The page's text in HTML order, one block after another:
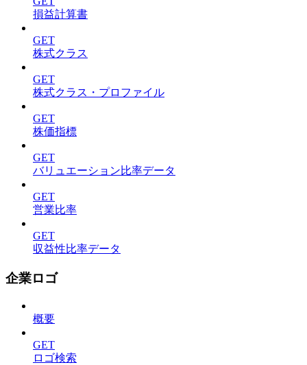
損益計算書
GET
株式クラス
GET
株式クラス・プロファイル
GET
株価指標
GET
バリュエーション比率データ
GET
営業比率
GET
収益性比率データ
企業ロゴ
概要
GET
ロゴ検索